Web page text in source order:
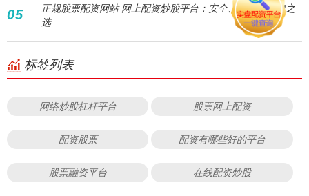
05
正规股票配资网站 网上配资炒股平台：安全、高效、便捷之
选
标签列表
网络炒股杠杆平台 股票网上配资
配资股票 配资有哪些好的平台
股票融资平台 在线配资炒股